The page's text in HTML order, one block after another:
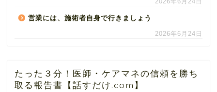
営業には、施術者自身で行きましょう
2026年6月24日
たった３分！医師・ケアマネの信頼を勝ち
取る報告書【話すだけ.com】